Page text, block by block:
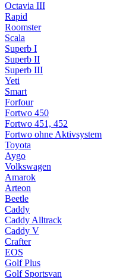
Octavia III
Rapid
Roomster
Scala
Superb I
Superb II
Superb III
Yeti
Smart
Forfour
Fortwo 450
Fortwo 451, 452
Fortwo ohne Aktivsystem
Toyota
Aygo
Volkswagen
Amarok
Arteon
Beetle
Caddy
Caddy Alltrack
Caddy V
Crafter
EOS
Golf Plus
Golf Sportsvan